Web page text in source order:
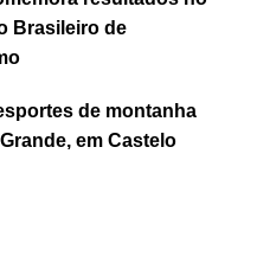
Brasileiro de
de montanha
em Castelo